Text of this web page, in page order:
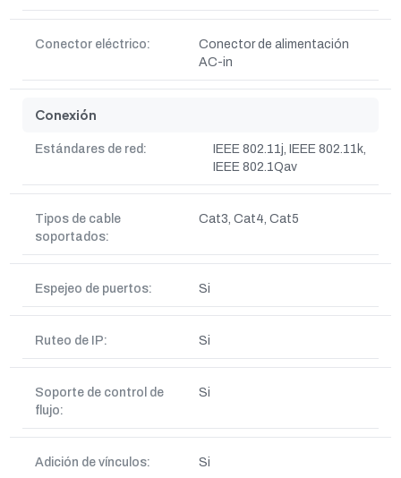
Conector eléctrico:
Conector de alimentación
AC-in
Conexión
Estándares de red:
IEEE 802.11j, IEEE 802.11k,
IEEE 802.1Qav
Tipos de cable
soportados:
Cat3, Cat4, Cat5
Espejeo de puertos: Si
Ruteo de IP: Si
Soporte de control de
flujo:
Si
Adición de vínculos: Si